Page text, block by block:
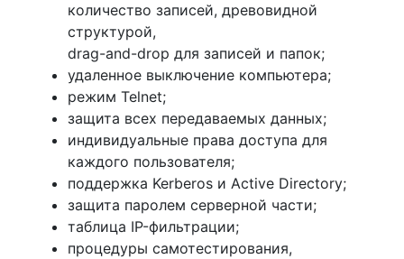
количество записей, древовидной
структурой,
drag-and-drop для записей и папок;
удаленное выключение компьютера;
режим Telnet;
защита всех передаваемых данных;
индивидуальные права доступа для
каждого пользователя;
поддержка Kerberos и Active Directory;
защита паролем серверной части;
таблица IP-фильтрации;
процедуры самотестирования,